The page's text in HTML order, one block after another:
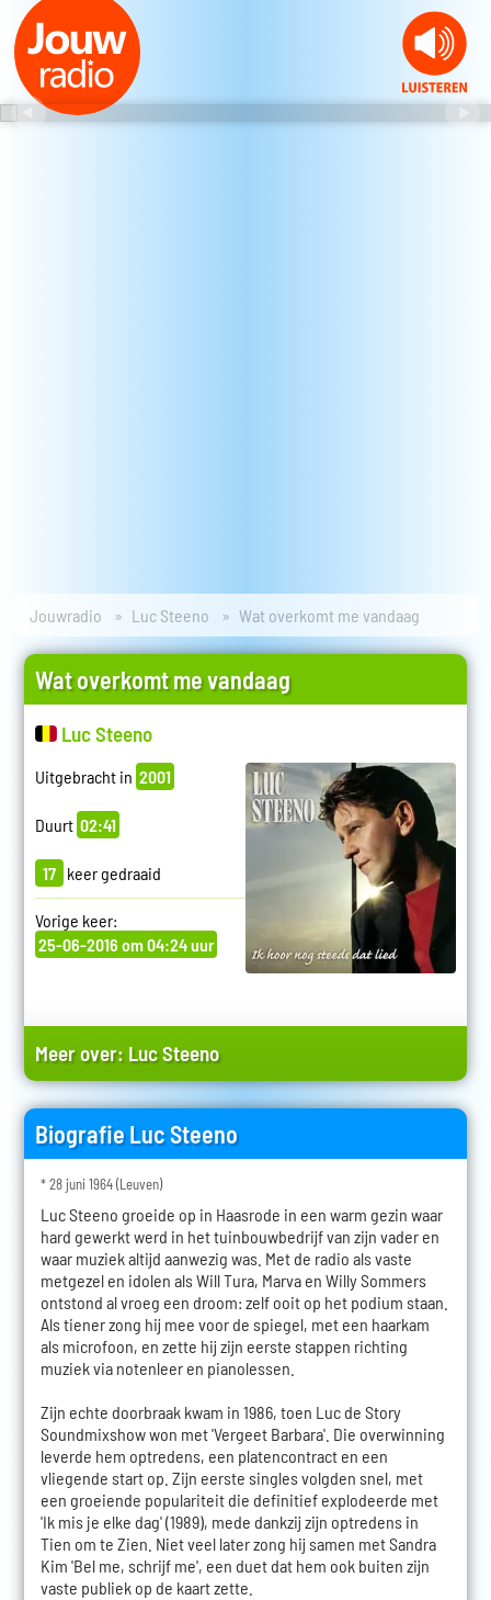
Jouwradio Luc Steeno Wat overkomt me vandaag
Wat overkomt me vandaag
Luc Steeno
Uitgebracht in 2001
Duurt 02:41
17 keer gedraaid
Vorige keer:
25-06-2016 om 04:24 uur
Meer over: Luc Steeno
Biografie Luc Steeno
* 28 juni 1964 (Leuven)
Luc Steeno groeide op in Haasrode in een warm gezin waar
hard gewerkt werd in het tuinbouwbedrijf van zijn vader en
waar muziek altijd aanwezig was. Met de radio als vaste
metgezel en idolen als Will Tura, Marva en Willy Sommers
ontstond al vroeg een droom: zelf ooit op het podium staan.
Als tiener zong hij mee voor de spiegel, met een haarkam
als microfoon, en zette hij zijn eerste stappen richting
muziek via notenleer en pianolessen.
Zijn echte doorbraak kwam in 1986, toen Luc de Story
Soundmixshow won met 'Vergeet Barbara'. Die overwinning
leverde hem optredens, een platencontract en een
vliegende start op. Zijn eerste singles volgden snel, met
een groeiende populariteit die definitief explodeerde met
'Ik mis je elke dag' (1989), mede dankzij zijn optredens in
Tien om te Zien. Niet veel later zong hij samen met Sandra
Kim 'Bel me, schrijf me', een duet dat hem ook buiten zijn
vaste publiek op de kaart zette.